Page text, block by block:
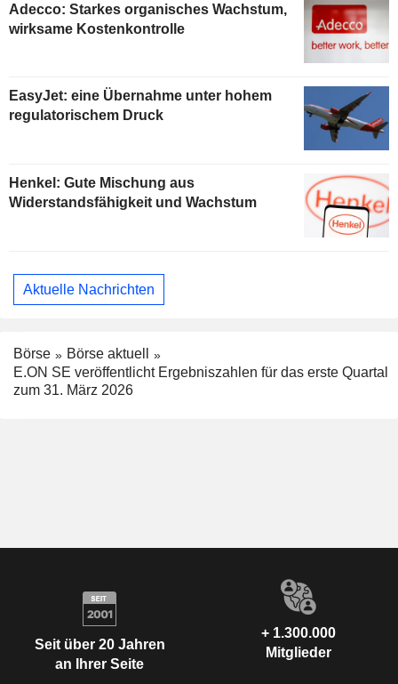
Adecco: Starkes organisches Wachstum,
wirksame Kostenkontrolle
EasyJet: eine Übernahme unter hohem
regulatorischem Druck
Henkel: Gute Mischung aus
Widerstandsfähigkeit und Wachstum
Aktuelle Nachrichten
Börse
Börse aktuell
E.ON SE veröffentlicht Ergebniszahlen für das erste Quartal
zum 31. März 2026
Seit über 20 Jahren
an Ihrer Seite
+ 1.300.000
Mitglieder